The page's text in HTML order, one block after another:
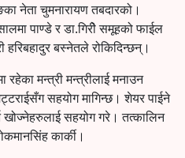
नेता चुमनारायण तबदारको।
पाण्डे र डा.गिरीे समूहको फाईल
हरिबहादुर बस्नेतले रोकिदिन्छन्।
रहेका मन्त्री मन्त्रीलाई मनाउन
सहयोग मागिन्छ। शेयर पाईने
सहयोग गरे। तत्कालिन
कार्की।